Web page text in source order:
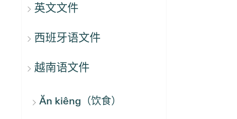
英文文件
西班牙语文件
越南语文件
Ăn kiêng（饮食）